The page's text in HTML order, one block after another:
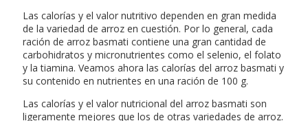
Las calorías y el valor nutritivo dependen en gran medida
de la variedad de arroz en cuestión. Por lo general, cada
ración de arroz basmati contiene una gran cantidad de
carbohidratos y micronutrientes como el selenio, el folato
y la tiamina. Veamos ahora las calorías del arroz basmati y
su contenido en nutrientes en una ración de 100 g.
Las calorías y el valor nutricional del arroz basmati son
ligeramente mejores que los de otras variedades de arroz.